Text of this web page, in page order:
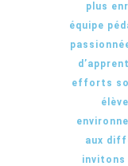
plus
équipe
efforts
aux
invitons